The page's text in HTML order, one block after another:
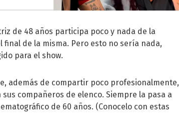
de 48 años participa poco y nada de la
de la misma. Pero esto no sería nada,
para el show.
además de compartir poco profesionalmente,
compañeros de elenco. Siempre la pasa a
de 60 años. (Conocelo con estas